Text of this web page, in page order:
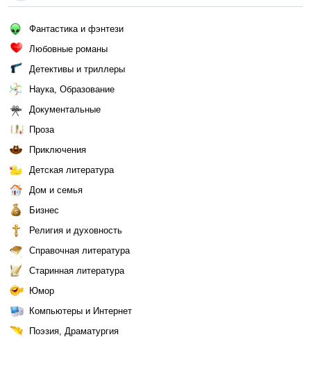
Фантастика и фэнтези
Любовные романы
Детективы и триллеры
Наука, Образование
Документальные
Проза
Приключения
Детская литература
Дом и семья
Бизнес
Религия и духовность
Справочная литература
Старинная литература
Юмор
Компьютеры и Интернет
Поэзия, Драматургия